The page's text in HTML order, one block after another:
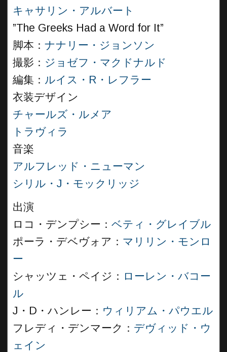
キャサリン・アルバート
”The Greeks Had a Word for It”
脚本： ナナリー・ジョンソン
撮影： ジョゼフ・マクドナルド
編集： ルイス・R・レフラー
衣装デザイン
チャールズ・ルメア
トラヴィラ
音楽
アルフレッド・ニューマン
シリル・J・モックリッジ
出演
ロコ・デンプシー： ベティ・グレイブル
ポーラ・デベヴォア： マリリン・モンロ
ー
シャッツェ・ペイジ： ローレン・バコー
ル
J・D・ハンレー： ウィリアム・パウエル
フレディ・デンマーク： デヴィッド・ウ
ェイン